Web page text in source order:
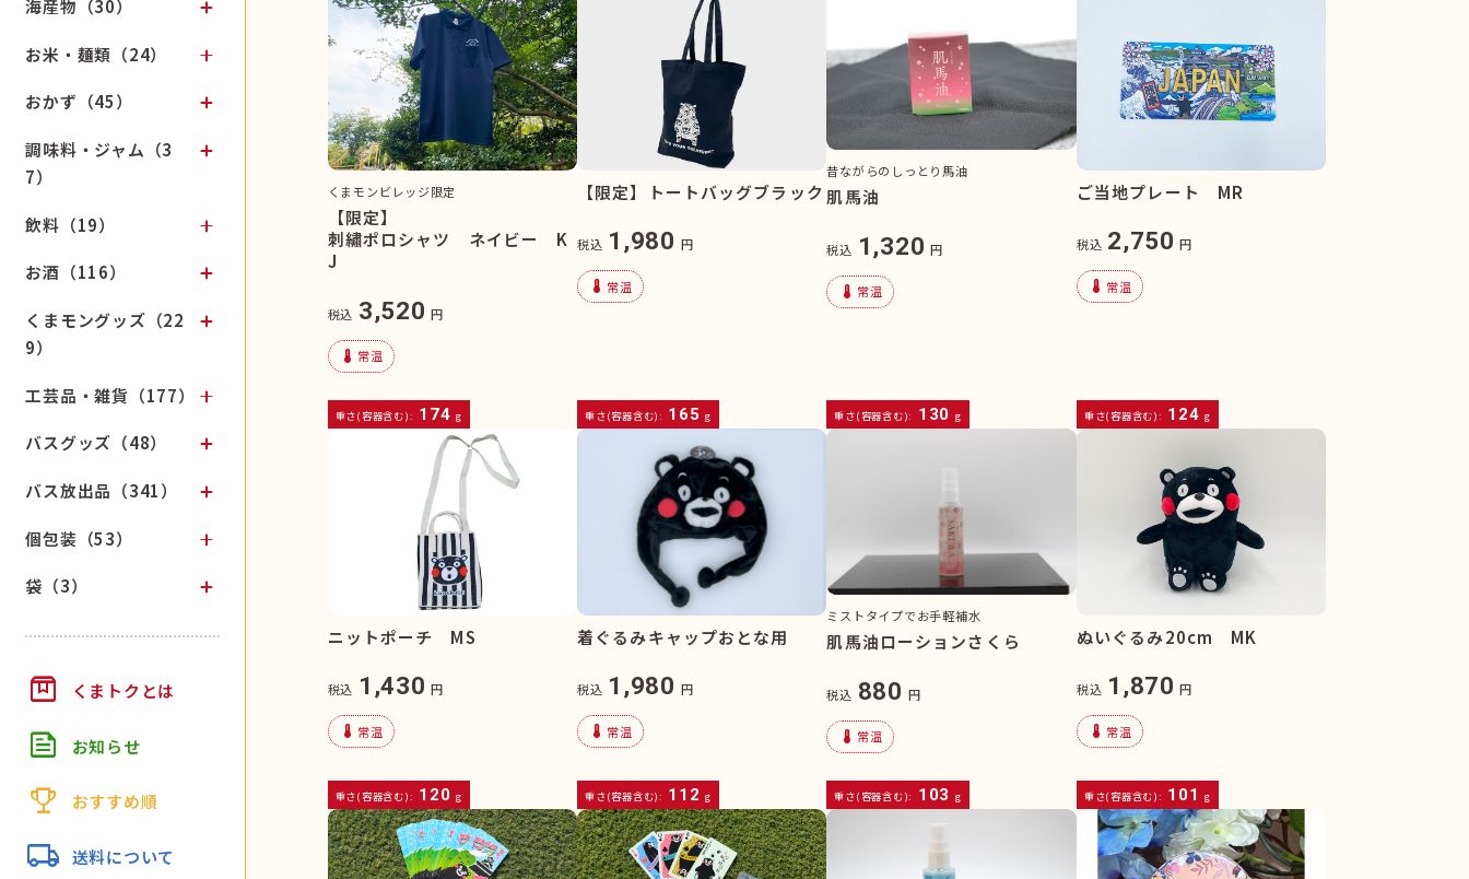
海産物（30）
お米・麺類（24）
おかず（45）
調味料・ジャム（3
7）
飲料（19）
お酒（116）
くまモングッズ（22
9）
工芸品・雑貨（177）
バスグッズ（48）
バス放出品（341）
個包装（53）
袋（3）
box くまトクとは
feed お知らせ
trophy おすすめ順
local_shipping 送料について
くまモンビレッジ限定
【限定】
刺繡ポロシャツ ネイビー K
J
税込 3,520 円
device_thermostat 常温
重さ(容器含む): 174 g
【限定】トートバッグブラック
税込 1,980 円
device_thermostat 常温
重さ(容器含む): 165 g
昔ながらのしっとり馬油
肌馬油
税込 1,320 円
device_thermostat 常温
重さ(容器含む): 130 g
ご当地プレート MR
税込 2,750 円
device_thermostat 常温
重さ(容器含む): 124 g
ニットポーチ MS
税込 1,430 円
device_thermostat 常温
重さ(容器含む): 120 g
着ぐるみキャップおとな用
税込 1,980 円
device_thermostat 常温
重さ(容器含む): 112 g
ミストタイプでお手軽補水
肌馬油ローションさくら
税込 880 円
device_thermostat 常温
重さ(容器含む): 103 g
ぬいぐるみ20cm MK
税込 1,870 円
device_thermostat 常温
重さ(容器含む): 101 g